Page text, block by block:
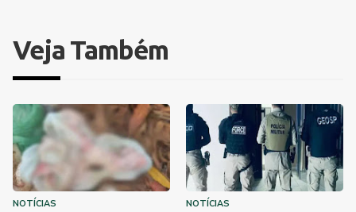
Veja Também
NOTÍCIAS NOTÍCIAS